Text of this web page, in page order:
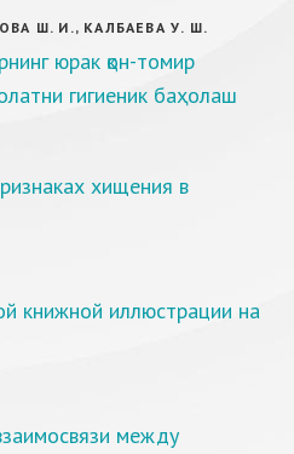
Ш. И., КАЛБАЕВА У. Ш.
юрак қон-томир
гигиеник баҳолаш
хищения в
книжной иллюстрации на
между